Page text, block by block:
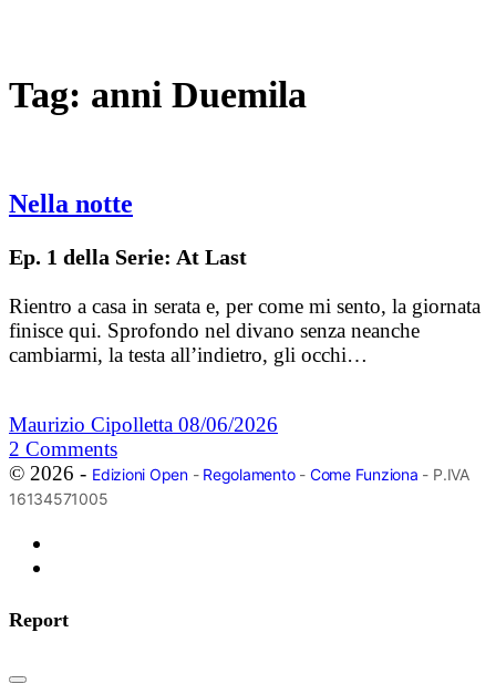
Tag: anni Duemila
Nella notte
Ep. 1 della Serie: At Last
Rientro a casa in serata e, per come mi sento, la giornata
finisce qui. Sprofondo nel divano senza neanche
cambiarmi, la testa all’indietro, gli occhi…
Maurizio Cipolletta 08/06/2026
2 Comments
© 2026 - Edizioni Open- Regolamento- Come Funziona - P.IVA
16134571005
Report